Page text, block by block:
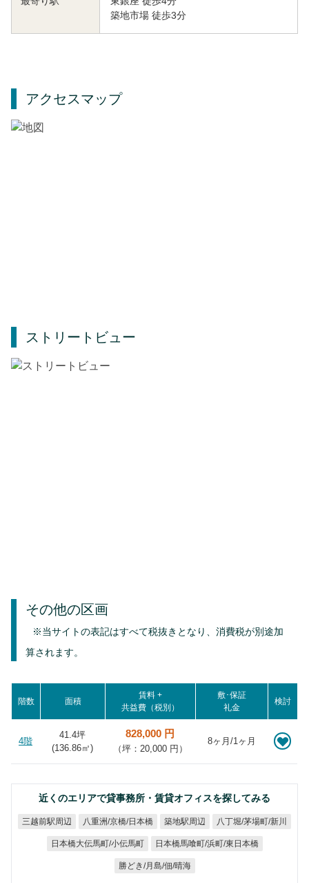
築地市場 徒歩3分
アクセスマップ
ストリートビュー
その他の区画
※当サイトの表記はすべて税抜きとなり、消費税が別途加
算されます。
階数 面積
賃料 +
共益費（税別）
敷･保証
礼金
検討
4階
41.4坪
(136.86㎡)
828,000 円
（坪：20,000 円）
8ヶ月/1ヶ月
近くのエリアで貸事務所・賃貸オフィスを探してみる
三越前駅周辺 八重洲/京橋/日本橋 築地駅周辺 八丁堀/茅場町/新川
日本橋大伝馬町/小伝馬町 日本橋馬喰町/浜町/東日本橋
勝どき/月島/佃/晴海